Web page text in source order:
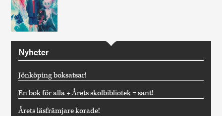
Nyheter
Jönköping boksatsar!
En bok för alla + Årets skolbibliotek = sant!
Årets läsfrämjare korade!